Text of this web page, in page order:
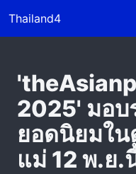
Thailand4
2025' มอบ
ยอดนิยมใ
แม่ 12 พ.ย.